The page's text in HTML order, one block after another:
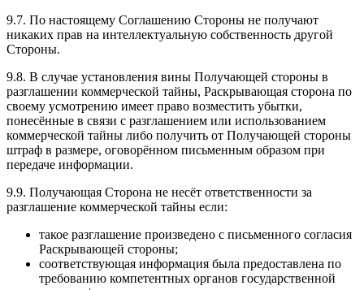
9.7. По настоящему Соглашению Стороны не получают
никаких прав на интеллектуальную собственность другой
Стороны.
9.8. В случае установления вины Получающей стороны в
разглашении коммерческой тайны, Раскрывающая сторона по
своему усмотрению имеет право возместить убытки,
понесённые в связи с разглашением или использованием
коммерческой тайны либо получить от Получающей стороны
штраф в размере, оговорённом письменным образом при
передаче информации.
9.9. Получающая Сторона не несёт ответственности за
разглашение коммерческой тайны если:
такое разглашение произведено с письменного согласия
Раскрывающей стороны;
соответствующая информация была предоставлена по
требованию компетентных органов государственной